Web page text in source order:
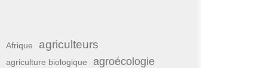
Afrique agriculteurs
agriculture biologique agroécologie